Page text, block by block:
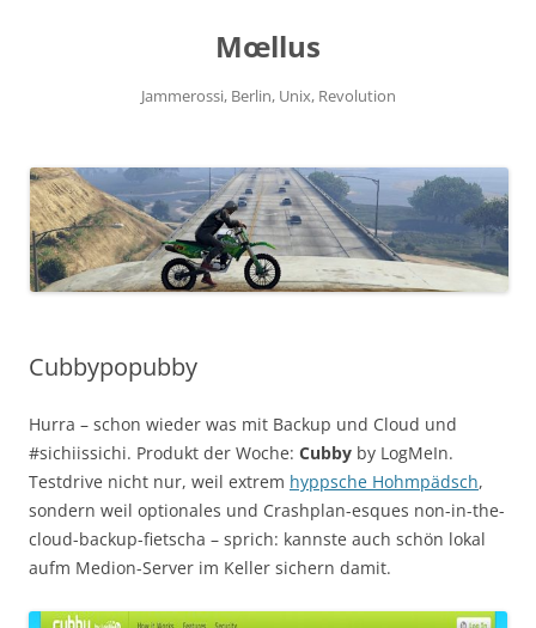
Mœllus
Jammerossi, Berlin, Unix, Revolution
Cubbypopubby
Hurra – schon wieder was mit Backup und Cloud und
#sichiissichi. Produkt der Woche: Cubby by LogMeIn.
Testdrive nicht nur, weil extrem hyppsche Hohmpädsch,
sondern weil optionales und Crashplan-esques non-in-the-
cloud-backup-fietscha – sprich: kannste auch schön lokal
aufm Medion-Server im Keller sichern damit.